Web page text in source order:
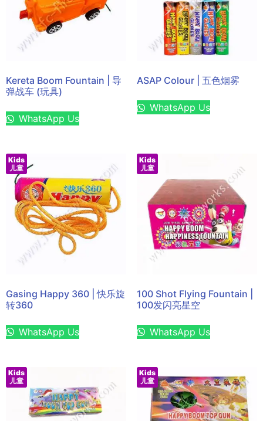
Kereta Boom Fountain | 导
弹战车 (玩具)
WhatsApp Us
ASAP Colour | 五色烟雾
WhatsApp Us
Kids
儿童
Gasing Happy 360 | 快乐旋
转360
WhatsApp Us
Kids
儿童
100 Shot Flying Fountain |
100发闪亮星空
WhatsApp Us
Kids
儿童
Kids
儿童